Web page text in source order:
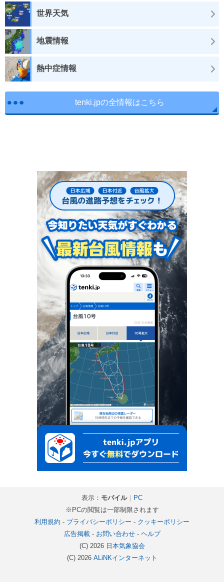
世界天気
地震情報
熱中症情報
tenki.jpの全情報はこちら
表示： モバイル｜
PC
※PCの閲覧は一部制限されます
利用規約 - プライバシーポリシー - クッキーポリシー
広告掲載- お問い合わせ- ヘルプ
(C) 2026 日本気象協会
(C) 2026 ALiNKインターネット